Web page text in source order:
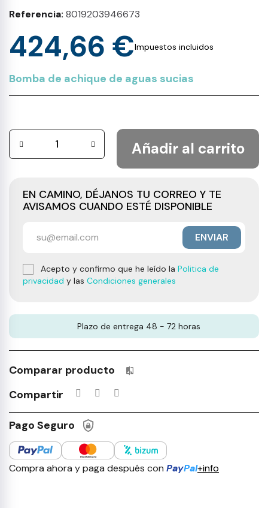
Referencia 8019203946673
424,66 €Impuestos incluidos
Bomba de achique de aguas sucias
Añadir al carrito
EN CAMINO, DÉJANOS TU CORREO Y TE
AVISAMOS CUANDO ESTÉ DISPONIBLE
ENVIAR
Acepto y confirmo que he leído la Politica de
privacidad y las Condiciones generales
Plazo de entrega 48 - 72 horas
Comparar producto Productos incluidos en tu lista
Compartir
Pago Seguro
Compra ahora y paga después con PayPal+info